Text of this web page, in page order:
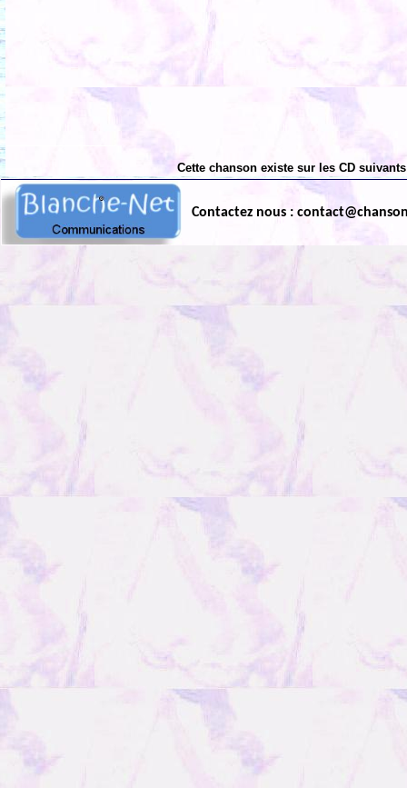
Cette chanson existe sur les CD
Contactez nous :